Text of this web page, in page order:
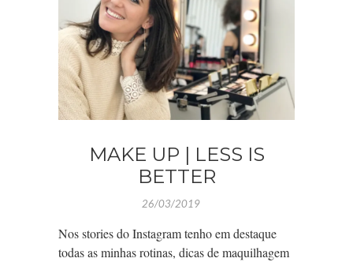
MAKE UP | LESS IS
BETTER
26/03/2019
Nos stories do Instagram tenho em destaque
todas as minhas rotinas, dicas de maquilhagem